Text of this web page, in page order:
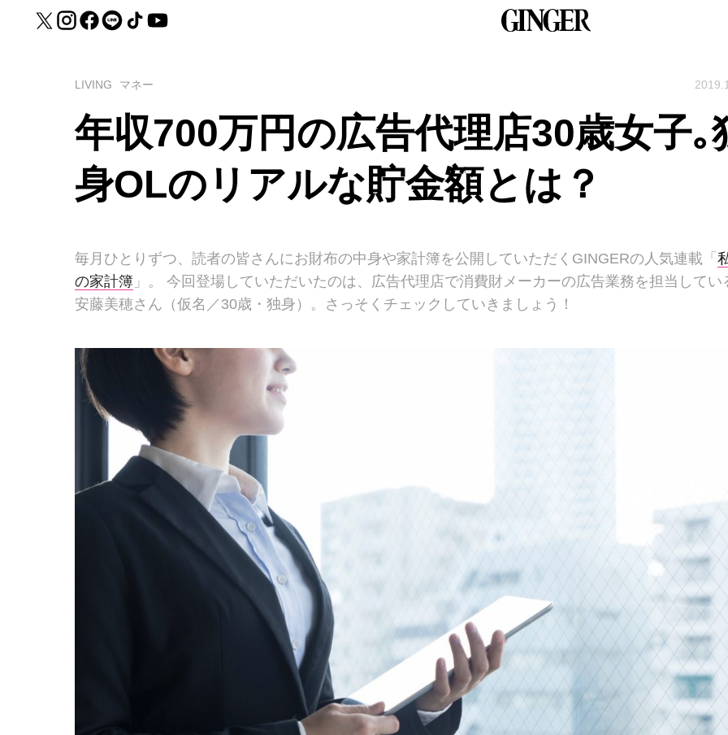
LIVING マネー
年収700万円の広告代理店30歳女子｡
身OLのリアルな貯金額とは？
毎月ひとりずつ、読者の皆さんにお財布の中身や家計簿を公開していただくGINGERの人気連載「
の家計簿 」。 今回登場していただいたのは、広告代理店で消費財メーカーの広告業務を担当してい
安藤美穂さん（仮名／30歳・独身）。さっそくチェックしていきましょう！